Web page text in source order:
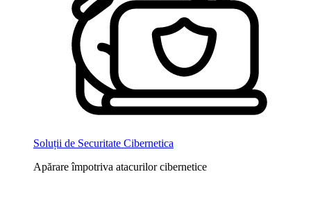
Soluții de Securitate Cibernetica
Apărare împotriva atacurilor cibernetice